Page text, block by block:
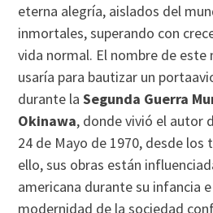
eterna alegría, aislados del
inmortales, superando con
vida normal. El nombre de
usaría para bautizar un
durante laSegunda Guerra
Okinawa, donde vivió el autor
24 de Mayo de 1970, desde los
ello, sus obras están
americana durante su infancia
modernidad de la sociedad